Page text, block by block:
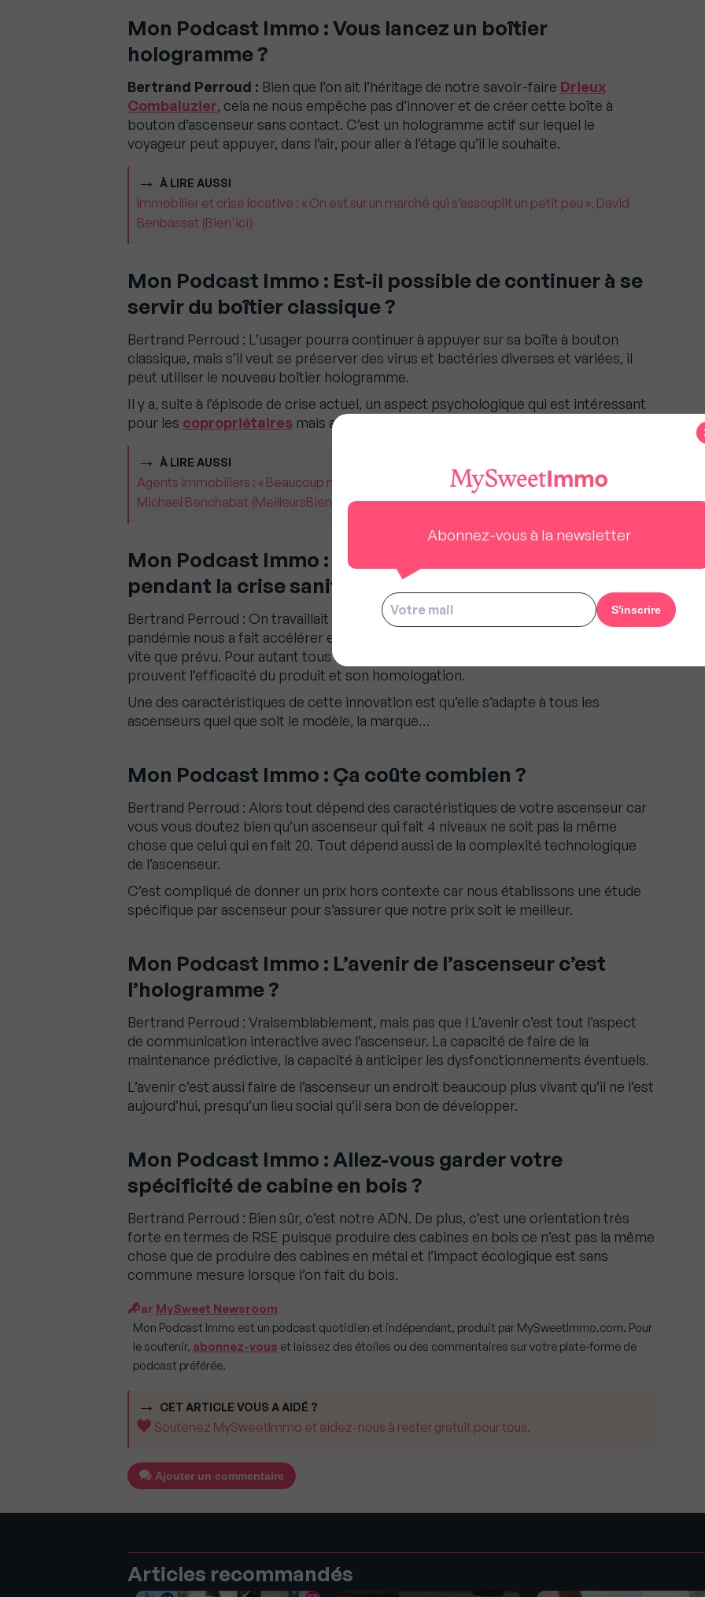
Mon Podcast Immo : Vous lancez un boîtier
hologramme ?
Bertrand Perroud : Bien que l’on ait l’héritage de notre savoir-faire Drieux
Combaluzier, cela ne nous empêche pas d’innover et de créer cette boîte à
bouton d’ascenseur sans contact. C’est un hologramme actif sur lequel le
voyageur peut appuyer, dans l’air, pour aller à l’étage qu’il le souhaite.
À LIRE AUSSI
Immobilier et crise locative : « On est sur un marché qui s’assouplit un petit peu », David
Benbassat (Bien'ici)
Mon Podcast Immo : Est-il possible de continuer à se
servir du boîtier classique ?
Bertrand Perroud : L’usager pourra continuer à appuyer sur sa boîte à bouton
classique, mais s’il veut se préserver des virus et bactéries diverses et variées, il
peut utiliser le nouveau boîtier hologramme.
Il y a, suite à l’épisode de crise actuel, un aspect psychologique qui est intéressant
pour les copropriétaires mais aussi pour les bureaux.
À LIRE AUSSI
Agents immobiliers : « Beaucoup ne savent pas calculer ce que leur réseau leur coûte »,
Michael Benchabat (MeilleursBiens)
Mon Podcast Immo :
Ce boîtier vous l’avez conçu
pendant la crise sanitaire ?
Bertrand Perroud : On travaillait dessus avant la crise mais il est clair que cette
pandémie nous a fait accélérer et nous a poussé à sortir le produit beaucoup plus
vite que prévu. Pour autant tous les tests in situ ont été réalisés en laboratoire et
prouvent l’efficacité du produit et son homologation.
Une des caractéristiques de cette innovation est qu’elle s’adapte à tous les
ascenseurs quel que soit le modèle, la marque…
Mon Podcast Immo : Ça coûte combien ?
Bertrand Perroud : Alors tout dépend des caractéristiques de votre ascenseur car
vous vous doutez bien qu’un ascenseur qui fait 4 niveaux ne soit pas la même
chose que celui qui en fait 20. Tout dépend aussi de la complexité technologique
de l’ascenseur.
C’est compliqué de donner un prix hors contexte car nous établissons une étude
spécifique par ascenseur pour s’assurer que notre prix soit le meilleur.
Mon Podcast Immo : L’avenir de l’ascenseur c’est
l’hologramme ?
Bertrand Perroud : Vraisemblablement, mais pas que ! L’avenir c’est tout l’aspect
de communication interactive avec l’ascenseur. La capacité de faire de la
maintenance prédictive, la capacité à anticiper les dysfonctionnements éventuels.
L’avenir c’est aussi faire de l’ascenseur un endroit beaucoup plus vivant qu’il ne l’est
aujourd’hui, presqu’un lieu social qu’il sera bon de développer.
Mon Podcast Immo : Allez-vous garder votre
spécificité de cabine en bois ?
Bertrand Perroud : Bien sûr, c’est notre ADN. De plus, c’est une orientation très
forte en termes de RSE puisque produire des cabines en bois ce n’est pas la même
chose que de produire des cabines en métal et l’impact écologique est sans
commune mesure lorsque l’on fait du bois.
Par MySweet Newsroom
Mon Podcast Immo est un podcast quotidien et indépendant, produit par MySweetImmo.com. Pour
le soutenir, abonnez-vous et laissez des étoiles ou des commentaires sur votre plate-forme de
podcast préférée.
CET ARTICLE VOUS A AIDÉ ?
Soutenez MySweetImmo et aidez-nous à rester gratuit pour tous.
Ajouter un commentaire
Articles recommandés
Abonnez-vous à la newsletter